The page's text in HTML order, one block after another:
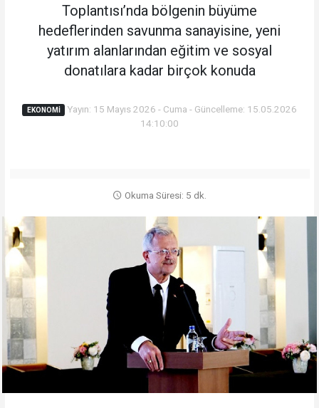
Toplantısı’nda bölgenin büyüme
hedeflerinden savunma sanayisine, yeni
yatırım alanlarından eğitim ve sosyal
donatılara kadar birçok konuda
EKONOMİ
Yayın: 15 Mayıs 2026 - Cuma - Güncelleme: 15.05.2026
14:10:00
Okuma Süresi: 5 dk.